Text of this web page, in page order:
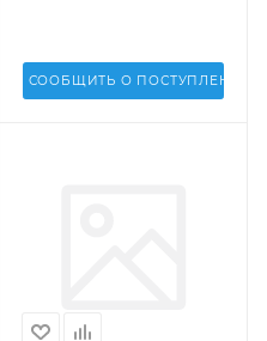
СООБЩИТЬ О ПОСТУПЛЕНИИ